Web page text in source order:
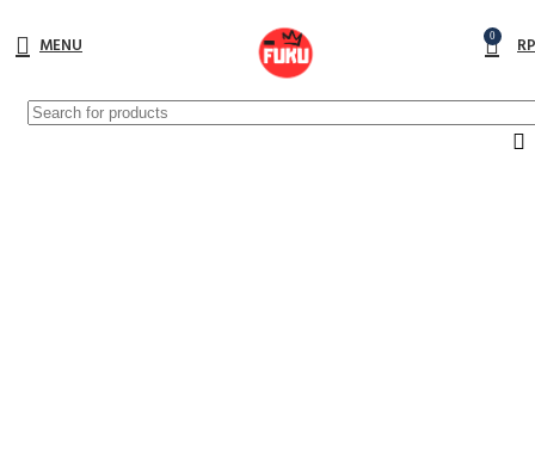
MENU 0 RP